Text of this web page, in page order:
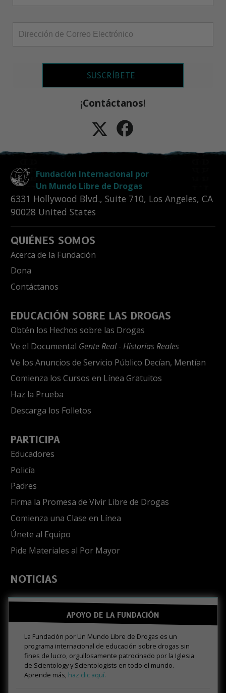
SUSCRÍBETE
¡Contáctanos!
Fundación Internacional por
Un Mundo Libre de Drogas
6331 Hollywood Blvd., Suite 710, Los Angeles, CA
90028 United States
QUIÉNES SOMOS
Acerca de la Fundación
Dona
Contáctanos
EDUCACIÓN SOBRE LAS DROGAS
Obtén los Hechos sobre las Drogas
Ve el Documental Gente Real - Historias Reales
Ve los Anuncios de Servicio Público Decían, Mentían
Comienza los Cursos en Línea Gratuitos
Haz la Prueba
Descarga los Folletos
PARTICIPA
Educadores
Policía
Padres
Firma la Promesa de Vivir Libre de Drogas
Comienza una Clase en Línea
Únete al Equipo
Pide Materiales al Por Mayor
NOTICIAS
APOYO DE LA FUNDACIÓN
La Fundación por Un Mundo Libre de Drogas es un
programa internacional de educación sobre drogas sin
fines de lucro, orgullosamente patrocinado por la Iglesia
de Scientology y Scientologists en todo el mundo.
Aprende más, haz clic aquí.